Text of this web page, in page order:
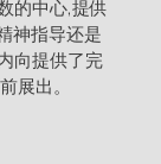
的中心,提供
神指导还是
向提供了完
展出。